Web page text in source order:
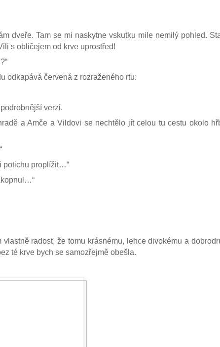
dveře. Tam se mi naskytne vskutku mile nemilý pohled.
s obličejem od krve uprostřed!
odkapává červená z rozraženého rtu:
verzi.
a Amče a Vildovi se nechtělo jít celou tu cestu okolo
potichu proplížit…“
radost, že tomu krásnému, lehce divokému a
té krve bych se samozřejmě obešla.